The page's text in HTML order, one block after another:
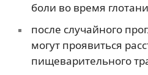
боли во время
после случайного
могут проявиться
пищеварительного